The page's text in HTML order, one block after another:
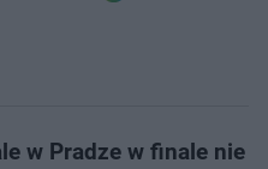
w Pradze w finale nie